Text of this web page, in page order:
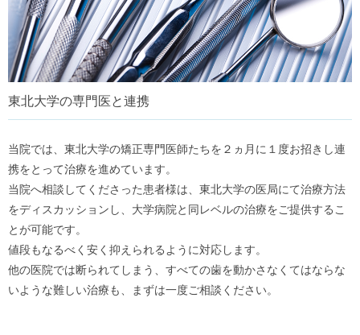
東北大学の専門医と連携
当院では、東北大学の矯正専門医師たちを２ヵ月に１度お招きし連
携をとって治療を進めています。
当院へ相談してくださった患者様は、東北大学の医局にて治療方法
をディスカッションし、大学病院と同レベルの治療をご提供するこ
とが可能です。
値段もなるべく安く抑えられるように対応します。
他の医院では断られてしまう、すべての歯を動かさなくてはならな
いような難しい治療も、まずは一度ご相談ください。